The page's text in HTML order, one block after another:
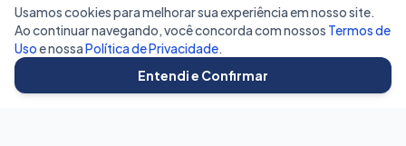
Usamos cookies para melhorar sua experiência em nosso site.
Ao continuar navegando, você concorda com nossos Termos de
Usoe nossaPolítica de Privacidade.
Entendi e Confirmar